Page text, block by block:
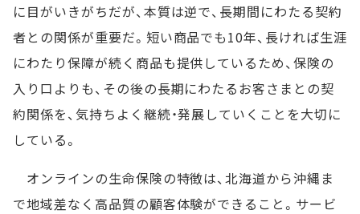
に目がいきがちだが、本質は逆で、長期間にわたる契約
者との関係が重要だ。短い商品でも10年、長ければ生涯
にわたり保障が続く商品も提供しているため、保険の
入り口よりも、その後の長期にわたるお客さまとの契
約関係を、気持ちよく継続・発展していくことを大切に
している。
オンラインの生命保険の特徴は、北海道から沖縄ま
で地域差なく高品質の顧客体験ができること。サービ